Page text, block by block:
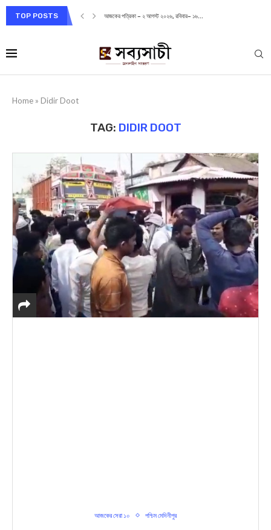
TOP POSTS আজকের পত্রিকা – ২ আগস্ট ২০২৬, রবিবার– ১৬...
Home » Didir Doot
TAG: DIDIR DOOT
আজকের সেরা ১০ পশ্চিম মেদিনীপুর